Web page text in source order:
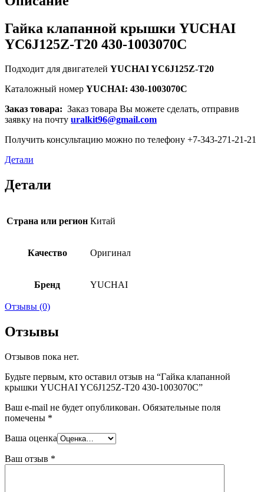
Гайка клапанной крышки YUCHAI
YC6J125Z-T20 430-1003070C
Подходит для двигателей YUCHAI YC6J125Z-T20
Каталожный номер YUCHAI: 430-1003070C
Заказ товара: Заказ товара Вы можете сделать, отправив
заявку на почту uralkit96@gmail.com
Получить консультацию можно по телефону +7-343-271-21-21
Детали
Детали
Страна или регион Китай
Качество Оригинал
Бренд YUCHAI
Отзывы (0)
Отзывы
Отзывов пока нет.
Будьте первым, кто оставил отзыв на “Гайка клапанной
крышки YUCHAI YC6J125Z-T20 430-1003070C”
Ваш e-mail не будет опубликован. Обязательные поля
помечены *
Ваша оценка
Ваш отзыв *